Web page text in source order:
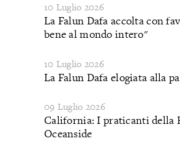
10 Luglio 2026
La Falun Dafa accolta con
bene al mondo intero"
10 Luglio 2026
La Falun Dafa elogiata alla
09 Luglio 2026
California: I praticanti della
Oceanside